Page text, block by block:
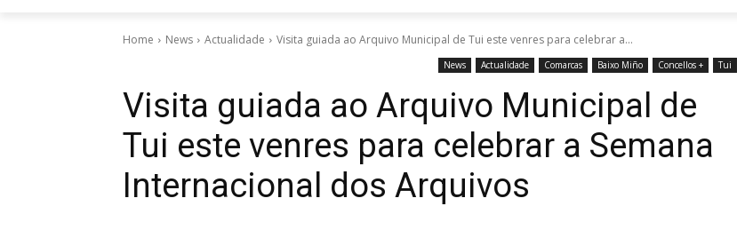
Home News Actualidade Visita guiada ao Arquivo Municipal de Tui este venres para celebrar a...
News Actualidade Comarcas Baixo Miño Concellos + Tui
Visita guiada ao Arquivo Municipal de
Tui este venres para celebrar a Semana
Internacional dos Arquivos